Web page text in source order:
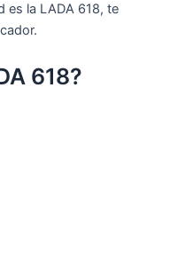
es la LADA 618, te
618?